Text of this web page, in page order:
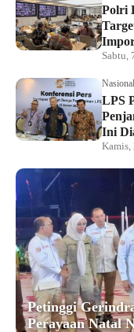
Polri
Sabtu,
Nasional
LPS
Ini
Kamis,
Petinggi
Perayaan Natal